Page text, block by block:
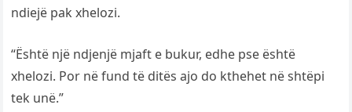
ndiejë pak xhelozi.
“Është një ndjenjë mjaft e bukur, edhe pse është
xhelozi. Por në fund të ditës ajo do kthehet në shtëpi
tek unë.”